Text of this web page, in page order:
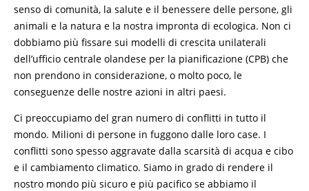
senso di comunità, la salute e il benessere delle persone, gli
animali e la natura e la nostra impronta di ecologica. Non ci
dobbiamo più fissare sui modelli di crescita unilaterali
dell’ufficio centrale olandese per la pianificazione (CPB) che
non prendono in considerazione, o molto poco, le
conseguenze delle nostre azioni in altri paesi.
Ci preoccupiamo del gran numero di conflitti in tutto il
mondo. Milioni di persone in fuggono dalle loro case. I
conflitti sono spesso aggravate dalla scarsità di acqua e cibo
e il cambiamento climatico. Siamo in grado di rendere il
nostro mondo più sicuro e più pacifico se abbiamo il